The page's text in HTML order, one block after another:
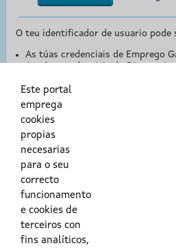
O teu identificador de usuario pode
As túas credenciais de Emprego
O teu DNI ou o teu NIE.
Este portal
emprega
cookies
propias
necesarias
para o seu
correcto
funcionamento
e cookies de
terceiros con
fins analíticos,